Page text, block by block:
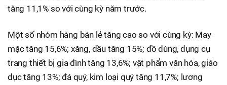
tăng 11,1% so với cùng kỳ năm trước.
Một số nhóm hàng bán lẻ tăng cao so với cùng kỳ: May
mặc tăng 15,6%; xăng, dầu tăng 15%; đồ dùng, dụng cụ
trang thiết bị gia đình tăng 13,6%; vật phẩm văn hóa, giáo
dục tăng 13%; đá quý, kim loại quý tăng 11,7%; lương